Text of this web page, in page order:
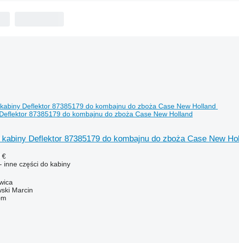
87385179 do kombajnu do zboża Case New Holland
Deflektor 87385179 do kombajnu do zboża Case New
€
inne części do kabiny
Marcin